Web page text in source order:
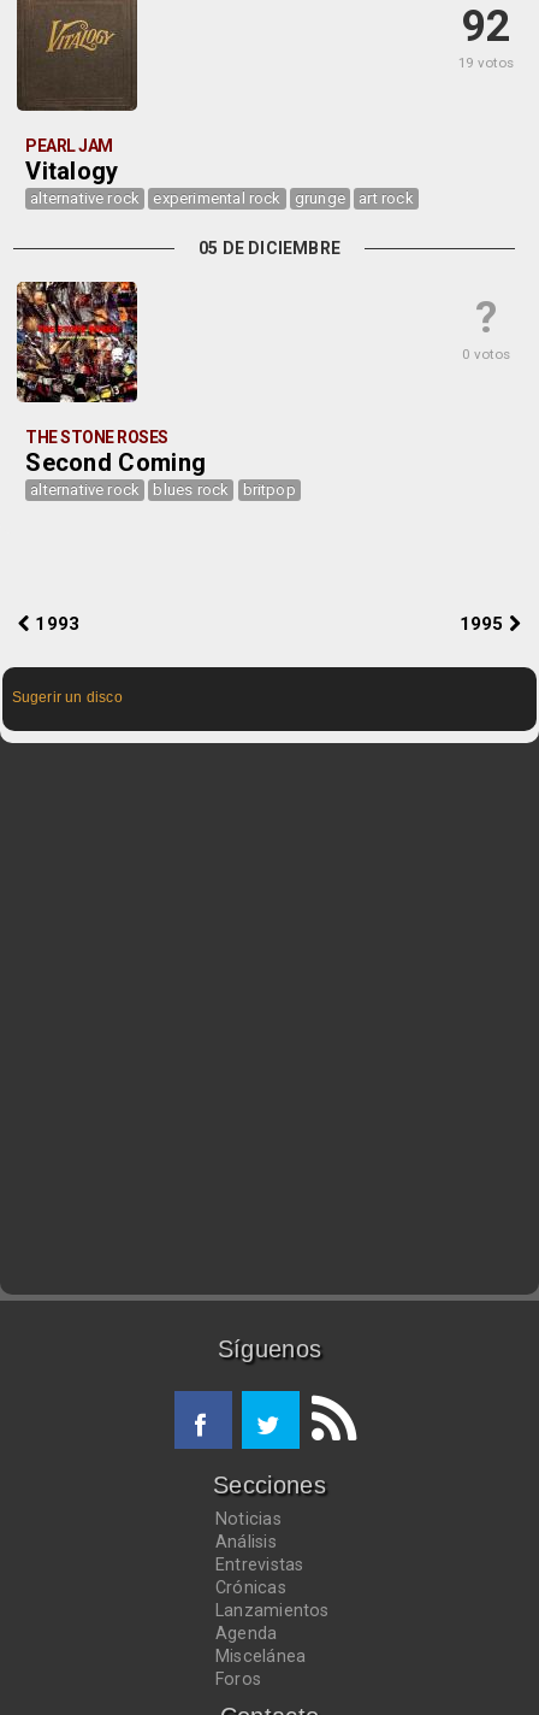
92
19 votos
PEARL JAM
Vitalogy
alternative rock experimental rock grunge art rock
05 DE DICIEMBRE
?
0 votos
THE STONE ROSES
Second Coming
alternative rock blues rock britpop
1993 1995
Sugerir un disco
Síguenos
Secciones
Noticias
Análisis
Entrevistas
Crónicas
Lanzamientos
Agenda
Miscelánea
Foros